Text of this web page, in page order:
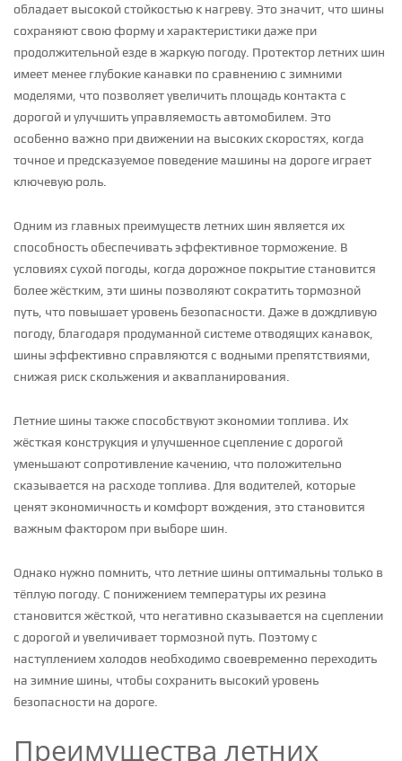
обладает высокой стойкостью к нагреву. Это значит, что шины
сохраняют свою форму и характеристики даже при
продолжительной езде в жаркую погоду. Протектор летних шин
имеет менее глубокие канавки по сравнению с зимними
моделями, что позволяет увеличить площадь контакта с
дорогой и улучшить управляемость автомобилем. Это
особенно важно при движении на высоких скоростях, когда
точное и предсказуемое поведение машины на дороге играет
ключевую роль.
Одним из главных преимуществ летних шин является их
способность обеспечивать эффективное торможение. В
условиях сухой погоды, когда дорожное покрытие становится
более жёстким, эти шины позволяют сократить тормозной
путь, что повышает уровень безопасности. Даже в дождливую
погоду, благодаря продуманной системе отводящих канавок,
шины эффективно справляются с водными препятствиями,
снижая риск скольжения и аквапланирования.
Летние шины также способствуют экономии топлива. Их
жёсткая конструкция и улучшенное сцепление с дорогой
уменьшают сопротивление качению, что положительно
сказывается на расходе топлива. Для водителей, которые
ценят экономичность и комфорт вождения, это становится
важным фактором при выборе шин.
Однако нужно помнить, что летние шины оптимальны только в
тёплую погоду. С понижением температуры их резина
становится жёсткой, что негативно сказывается на сцеплении
с дорогой и увеличивает тормозной путь. Поэтому с
наступлением холодов необходимо своевременно переходить
на зимние шины, чтобы сохранить высокий уровень
безопасности на дороге.
Преимущества летних